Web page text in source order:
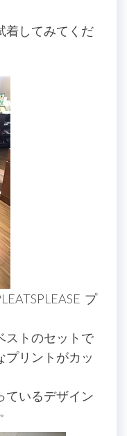
着してみてくだ
プ
ストのセットで
プリントがカッ
ているデザイン